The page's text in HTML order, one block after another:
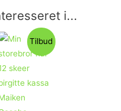
i...
Tilbud